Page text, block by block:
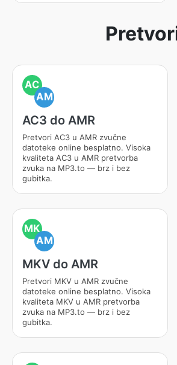
AC
AM
AC3 do AMR
Pretvori AC3 u AMR zvučne
datoteke online besplatno. Visoka
kvaliteta AC3 u AMR pretvorba
zvuka na MP3.to — brz i bez
gubitka.
MK
AM
MKV do AMR
Pretvori MKV u AMR zvučne
datoteke online besplatno. Visoka
kvaliteta MKV u AMR pretvorba
zvuka na MP3.to — brz i bez
gubitka.